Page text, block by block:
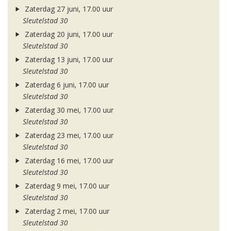
Zaterdag 27 juni, 17.00 uur
Sleutelstad 30
Zaterdag 20 juni, 17.00 uur
Sleutelstad 30
Zaterdag 13 juni, 17.00 uur
Sleutelstad 30
Zaterdag 6 juni, 17.00 uur
Sleutelstad 30
Zaterdag 30 mei, 17.00 uur
Sleutelstad 30
Zaterdag 23 mei, 17.00 uur
Sleutelstad 30
Zaterdag 16 mei, 17.00 uur
Sleutelstad 30
Zaterdag 9 mei, 17.00 uur
Sleutelstad 30
Zaterdag 2 mei, 17.00 uur
Sleutelstad 30